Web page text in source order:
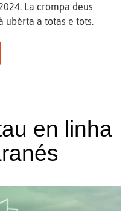
La crompa deus
a totas e tots.
en linha